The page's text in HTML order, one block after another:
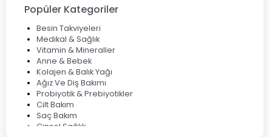
Çözüm Yolları
Bocavirüs Enfeksiyonu Hakkında Bilmeniz Gerekenler
Deep Flex Topraklama Matı Nedir? Detaylı Rehber
Mumiyo Nedir? Faydaları ve Kullanım Alanları Nelerdir?
Popüler Kategoriler
Besin Takviyeleri
Medikal & Sağlık
Vitamin & Mineraller
Anne & Bebek
Kolajen & Balık Yağı
Ağız Ve Diş Bakımı
Probiyotik & Prebiyotikler
Cilt Bakım
Saç Bakım
Cinsel Sağlık